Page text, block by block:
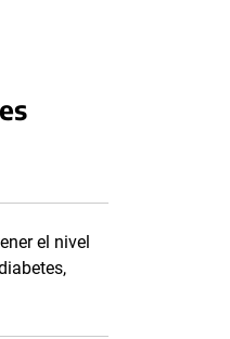
el nivel